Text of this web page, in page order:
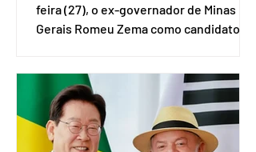
feira (27), o ex-governador de Minas
Gerais Romeu Zema como candidato à
Brasília. O Novo ainda não definiu quem
vai compor a chapa como candidato a
vice-presidente. A convenção contou
com a presença do presidente nacional